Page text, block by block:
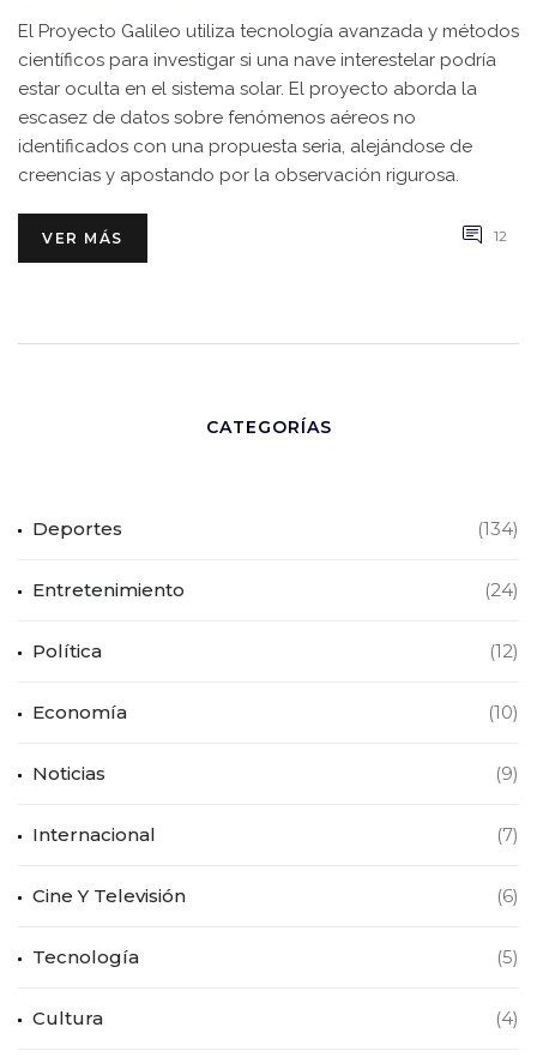
El Proyecto Galileo utiliza tecnología avanzada y métodos
científicos para investigar si una nave interestelar podría
estar oculta en el sistema solar. El proyecto aborda la
escasez de datos sobre fenómenos aéreos no
identificados con una propuesta seria, alejándose de
creencias y apostando por la observación rigurosa.
VER MÁS 12
CATEGORÍAS
Deportes (134)
Entretenimiento (24)
Política (12)
Economía (10)
Noticias (9)
Internacional (7)
Cine Y Televisión (6)
Tecnología (5)
Cultura (4)